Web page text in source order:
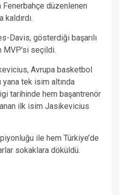
Fenerbahçe düzenlenen
Davis, gösterdiği başarılı
MVP’si seçildi.
Avrupa basketbol
tek isim altında
tarihinde hem başantrenör
ilk isim Jasikevicius
ile hem Türkiye’de
sokaklara döküldü.